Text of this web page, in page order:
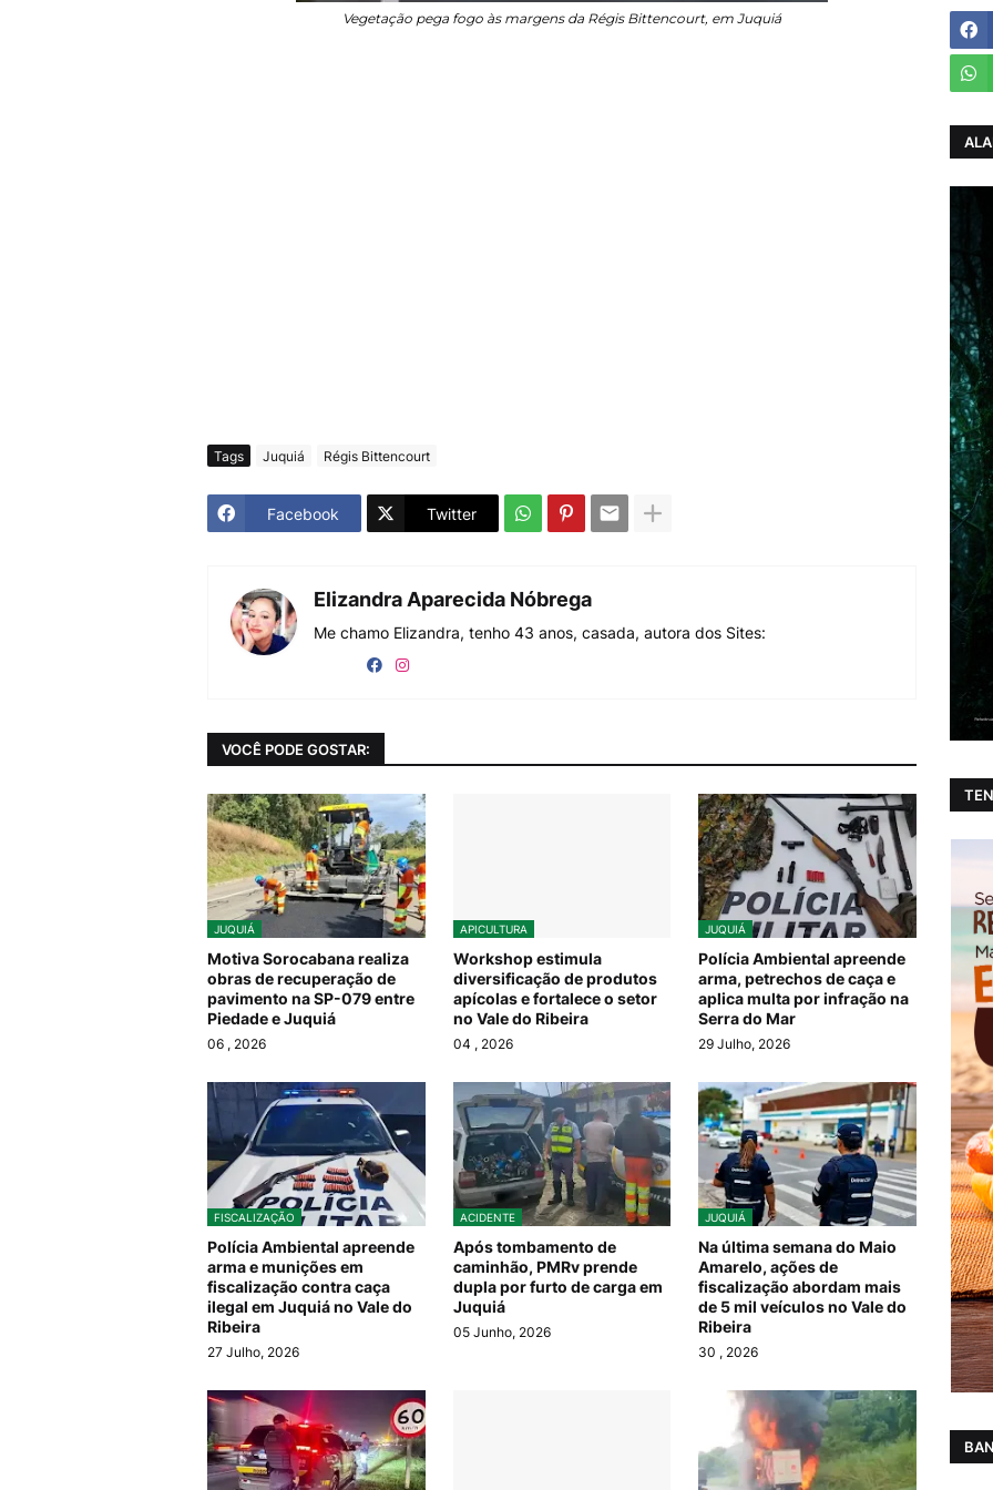
Vegetação pega fogo às margens da Régis Bittencourt, em Juquiá
Tags Juquiá Régis Bittencourt
Facebook Twitter
Elizandra Aparecida Nóbrega
Me chamo Elizandra, tenho 43 anos, casada, autora dos Sites:
VOCÊ PODE GOSTAR:
JUQUIÁ
Motiva Sorocabana realiza
obras de recuperação de
pavimento na SP-079 entre
Piedade e Juquiá
06 , 2026
APICULTURA
Workshop estimula
diversificação de produtos
apícolas e fortalece o setor
no Vale do Ribeira
04 , 2026
JUQUIÁ
Polícia Ambiental apreende
arma, petrechos de caça e
aplica multa por infração na
Serra do Mar
29 Julho, 2026
FISCALIZAÇÃO
Polícia Ambiental apreende
arma e munições em
fiscalização contra caça
ilegal em Juquiá no Vale do
Ribeira
27 Julho, 2026
ACIDENTE
Após tombamento de
caminhão, PMRv prende
dupla por furto de carga em
Juquiá
05 Junho, 2026
JUQUIÁ
Na última semana do Maio
Amarelo, ações de
fiscalização abordam mais
de 5 mil veículos no Vale do
Ribeira
30 , 2026